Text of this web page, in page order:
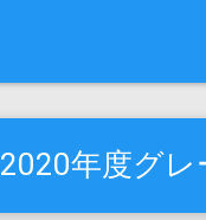
2020年度グ